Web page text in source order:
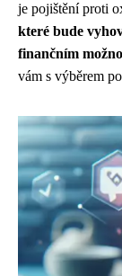
je pojištění proti
které bude
finančním
vám s výběrem